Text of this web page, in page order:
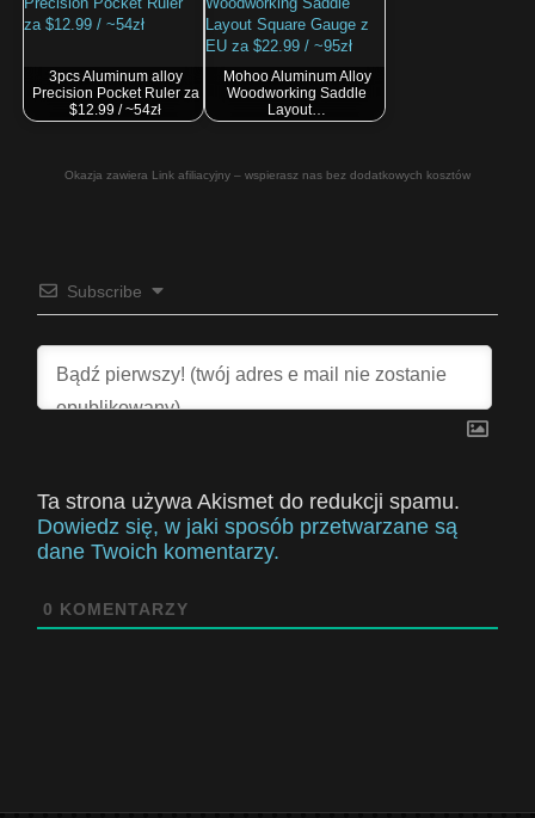
3pcs Aluminum alloy
Precision Pocket Ruler za
$12.99 / ~54zł
Mohoo Aluminum Alloy
Woodworking Saddle
Layout…
Okazja zawiera Link afiliacyjny – wspierasz nas bez dodatkowych kosztów
Subscribe
Ta strona używa Akismet do redukcji spamu.
Dowiedz się, w jaki sposób przetwarzane są
dane Twoich komentarzy.
0 KOMENTARZY